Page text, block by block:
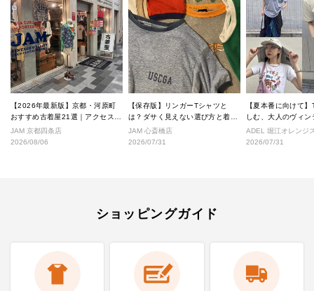
【2026年最新版】京都・河原町
おすすめ古着屋21選｜アクセス良
好な絶対行くべきショップ厳選！
JAM 京都四条店
2026/08/06
【保存版】リンガーTシャツと
は？ダサく見えない選び方と着こ
なし完全ガイド
JAM 心斎橋店
2026/07/31
【夏本番に向けて
しむ、大人のヴィ
ル
ADEL 堀江オレンジ
2026/07/31
ショッピングガイド